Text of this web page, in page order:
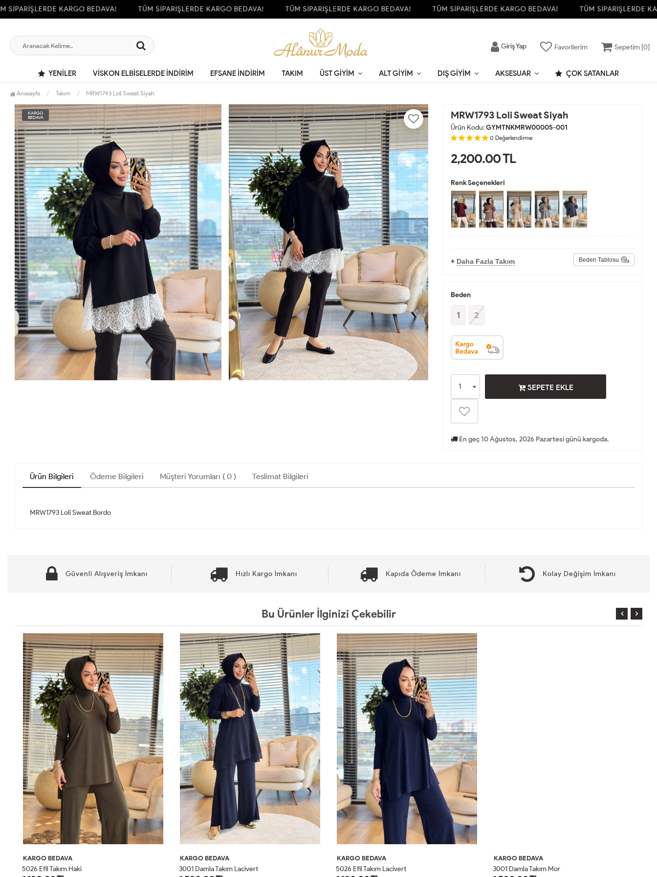
KARGO BEDAVA! TÜM SİPARİŞLERDE KARGO BEDAVA! TÜM SİPARİŞLERDE KARGO BEDAVA! TÜM SİPARİŞLERDE KARGO BEDAVA! TÜM SİPARİŞLERDE
Giriş Yap Favorilerim Sepetim [0]
YENILER VİSKON ELBİSELERDE İNDİRİM EFSANE İNDİRİM TAKIM ÜST GIYIM ALT GIYIM DIŞ GIYIM AKSESUAR ÇOK SATANLAR
Anasayfa Takım MRW1793 Loli Sweat Siyah
KARGO
BEDAVA
MRW1793 Loli Sweat Siyah
Ürün Kodu:GYMTNKMRW00005-001
0 Değerlendirme
2,200.00TL
Renk Seçenekleri
+ Daha Fazla Takım Beden Tablosu
Beden
1 2
SEPETE EKLE
En geç 10 Ağustos, 2026 Pazartesi günü kargoda.
Ürün Bilgileri Ödeme Bilgileri Müşteri Yorumları ( 0 ) Teslimat Bilgileri
Güvenli Alışveriş İmkanı Hızlı Kargo İmkanı Kapıda Ödeme İmkanı Kolay Değişim İmkanı
Bu Ürünler İlginizi Çekebilir
KARGO BEDAVA
5026 Efil Takım Haki
KARGO BEDAVA
3001 Damla Takım Lacivert
KARGO BEDAVA
5026 Efil Takım Lacivert
KARGO BEDAVA
3001 Damla Takım Mor